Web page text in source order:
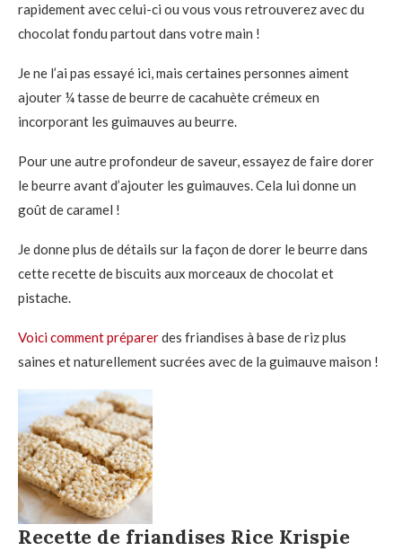
rapidement avec celui-ci ou vous vous retrouverez avec du
chocolat fondu partout dans votre main !
Je ne l’ai pas essayé ici, mais certaines personnes aiment
ajouter ¼ tasse de beurre de cacahuète crémeux en
incorporant les guimauves au beurre.
Pour une autre profondeur de saveur, essayez de faire dorer
le beurre avant d’ajouter les guimauves. Cela lui donne un
goût de caramel !
Je donne plus de détails sur la façon de dorer le beurre dans
cette recette de biscuits aux morceaux de chocolat et
pistache.
Voici comment préparerdes friandises à base de riz plus
saines et naturellement sucrées avec de la guimauve maison !
Recette de friandises Rice Krispie